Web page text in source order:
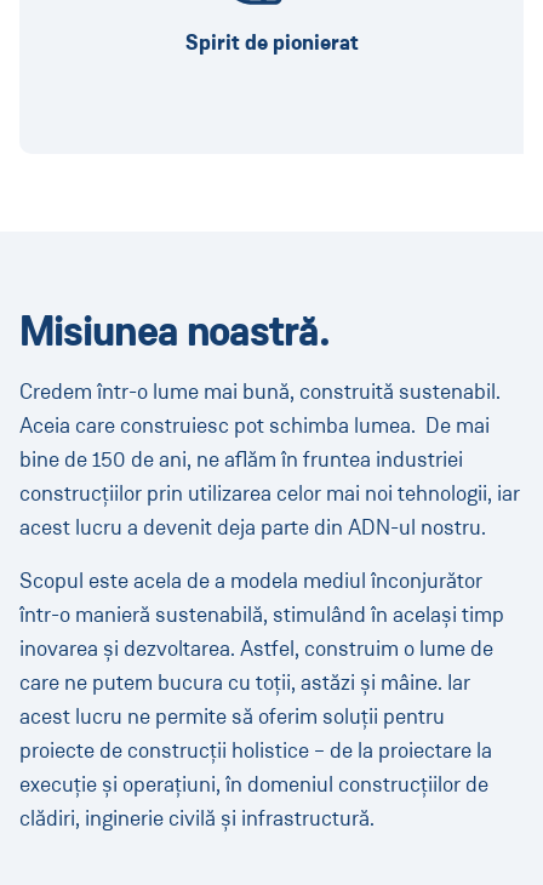
Spirit de pionierat
Misiunea noastră.
Credem într-o lume mai bună, construită sustenabil.
Aceia care construiesc pot schimba lumea. De mai
bine de 150 de ani, ne aflăm în fruntea industriei
construcțiilor prin utilizarea celor mai noi tehnologii, iar
acest lucru a devenit deja parte din ADN-ul nostru.
Scopul este acela de a modela mediul înconjurător
într-o manieră sustenabilă, stimulând în același timp
inovarea și dezvoltarea. Astfel, construim o lume de
care ne putem bucura cu toții, astăzi și mâine. Iar
acest lucru ne permite să oferim soluții pentru
proiecte de construcții holistice – de la proiectare la
execuție și operațiuni, în domeniul construcțiilor de
clădiri, inginerie civilă și infrastructură.